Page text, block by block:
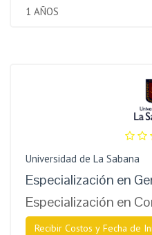
1 AÑOS
Universidad de La Sabana
Especialización en
Especialización en
Recibir Costos y Fecha de